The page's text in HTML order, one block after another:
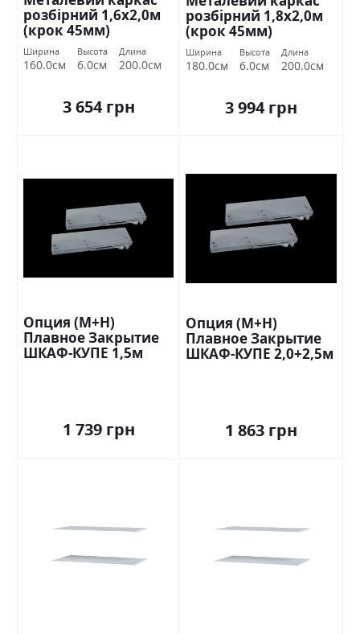
розбірний 1,6х2,0м
(крок 45мм)
Ширина
160.0см
Высота
6.0см
Длина
200.0см
3 654 грн
розбірний 1,8х2,0м
(крок 45мм)
Ширина
180.0см
Высота
6.0см
Длина
200.0см
3 994 грн
Опция (М+Н)
Плавное Закрытие
ШКАФ-КУПЕ 1,5м
1 739 грн
Опция (М+Н)
Плавное Закрытие
ШКАФ-КУПЕ 2,0+2,5м
1 863 грн